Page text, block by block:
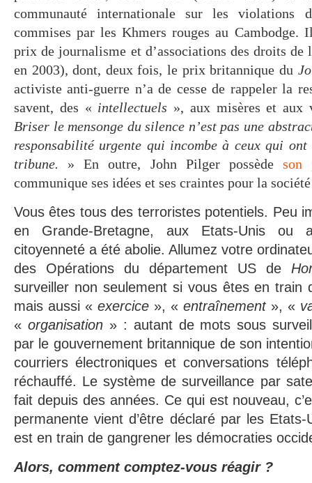
communauté internationale sur les violations
commises par les Khmers rouges au Cambodge.
prix de journalisme et d’associations des droits de
en 2003), dont, deux fois, le prix britannique du
activiste anti-guerre n’a de cesse de rappeler la
savent, des « intellectuels », aux misères et aux
Briser le mensonge du silence n’est pas une
responsabilité urgente qui incombe à ceux qui
tribune. » En outre, John Pilger possèdeson
communique ses idées et ses craintes pour la
Vous êtes tous des terroristes potentiels. Peu
en Grande-Bretagne, aux Etats-Unis ou
citoyenneté a été abolie. Allumez votre
des Opérations du département US de
surveiller non seulement si vous êtes en
mais aussi « exercice », « entraînement », «
« organisation » : autant de mots sous
par le gouvernement britannique de son
courriers électroniques et conversations
réchauffé. Le système de surveillance par
fait depuis des années. Ce qui est nouveau,
permanente vient d’être déclaré par les
est en train de gangrener les démocraties
Alors, comment comptez-vous réagir ?